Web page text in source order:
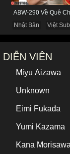
Nhật Bản
Việt Sub
DIỄN VIÊN
Miyu Aizawa
Unknown
Eimi Fukada
Yumi Kazama
Kana Morisawa